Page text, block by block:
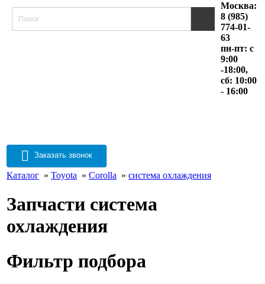
Москва:
8 (985)
774-01-
63
пн-пт: с
9:00
-18:00,
сб: 10:00
- 16:00
Заказать звонок
Каталог » Toyota » Corolla » система охлаждения
Запчасти система
охлаждения
Фильтр подбора